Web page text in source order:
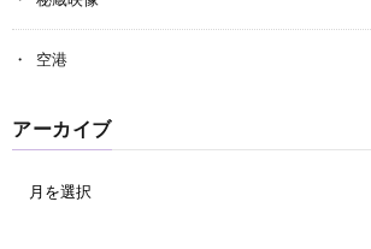
空港
アーカイブ